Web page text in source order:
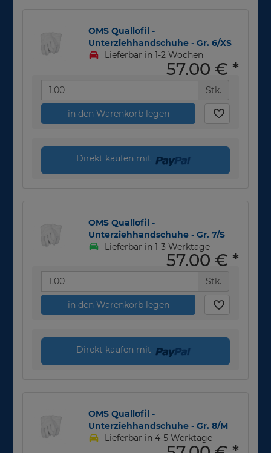
OMS Quallofil -
Unterziehhandschuhe - Gr. 6/XS
Lieferbar in 1-2 Wochen
57,00 € *
Stk.
in den Warenkorb legen
Direkt kaufen mit
OMS Quallofil -
Unterziehhandschuhe - Gr. 7/S
Lieferbar in 1-3 Werktage
57,00 € *
Stk.
in den Warenkorb legen
Direkt kaufen mit
OMS Quallofil -
Unterziehhandschuhe - Gr. 8/M
Lieferbar in 4-5 Werktage